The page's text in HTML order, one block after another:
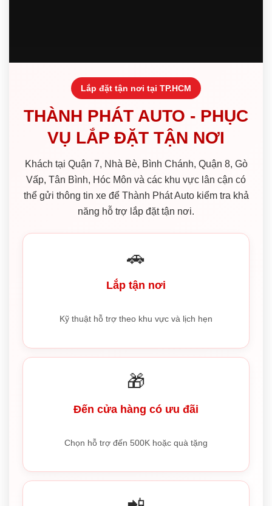
Lắp đặt tận nơi tại TP.HCM
THÀNH PHÁT AUTO - PHỤC
VỤ LẮP ĐẶT TẬN NƠI
Khách tại Quận 7, Nhà Bè, Bình Chánh, Quận 8, Gò
Vấp, Tân Bình, Hóc Môn và các khu vực lân cận có
thể gửi thông tin xe để Thành Phát Auto kiểm tra khả
năng hỗ trợ lắp đặt tận nơi.
🚗
Lắp tận nơi
Kỹ thuật hỗ trợ theo khu vực và lịch hẹn
🎁
Đến cửa hàng có ưu đãi
Chọn hỗ trợ đến 500K hoặc quà tặng